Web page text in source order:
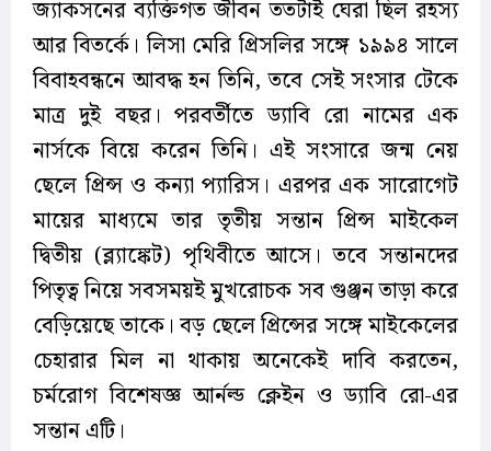
জ্যাকসনের ব্যক্তিগত জীবন ততটাই ঘেরা ছিল রহস্য
আর বিতর্কে। লিসা মেরি প্রিসলির সঙ্গে ১৯৯৪ সালে
বিবাহবন্ধনে আবদ্ধ হন তিনি, তবে সেই সংসার টেকে
মাত্র দুই বছর। পরবর্তীতে ড্যাবি রো নামের এক
নার্সকে বিয়ে করেন তিনি। এই সংসারে জন্ম নেয়
ছেলে প্রিন্স ও কন্যা প্যারিস। এরপর এক সারোগেট
মায়ের মাধ্যমে তার তৃতীয় সন্তান প্রিন্স মাইকেল
দ্বিতীয় (ব্ল্যাঙ্কেট) পৃথিবীতে আসে। তবে সন্তানদের
পিতৃত্ব নিয়ে সবসময়ই মুখরোচক সব গুঞ্জন তাড়া করে
বেড়িয়েছে তাকে। বড় ছেলে প্রিন্সের সঙ্গে মাইকেলের
চেহারার মিল না থাকায় অনেকেই দাবি করতেন,
চর্মরোগ বিশেষজ্ঞ আর্নল্ড ক্লেইন ও ড্যাবি রো-এর
সন্তান এটি।